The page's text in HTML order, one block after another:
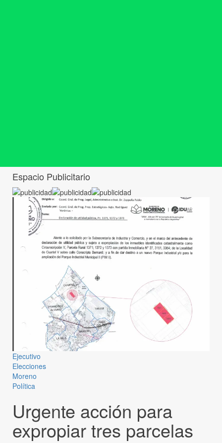
Espacio Publicitario
Ejecutivo
Elecciones
Moreno
Política
Urgente acción para
expropiar tres parcelas